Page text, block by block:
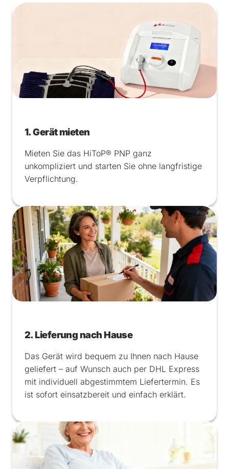
1. Gerät mieten
Mieten Sie das HiToP® PNP ganz
unkompliziert und starten Sie ohne langfristige
Verpflichtung.
2. Lieferung nach Hause
Das Gerät wird bequem zu Ihnen nach Hause
geliefert – auf Wunsch auch per DHL Express
mit individuell abgestimmtem Liefertermin. Es
ist sofort einsatzbereit und einfach erklärt.